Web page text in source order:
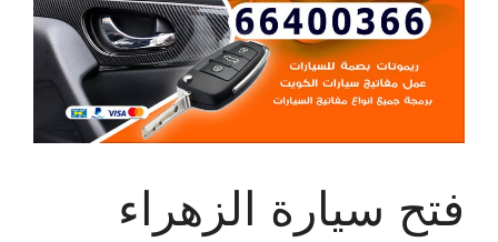
فتح سيارة الزهراء